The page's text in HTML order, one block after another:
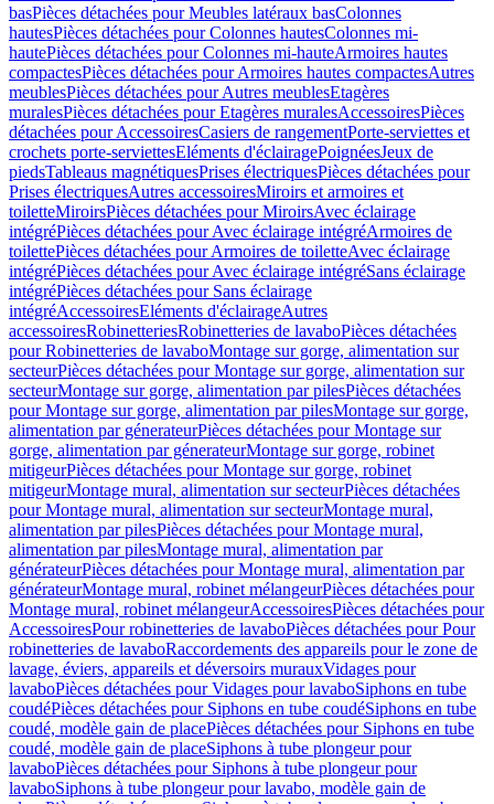
basPièces détachées pour Meubles latéraux basColonnes
hautesPièces détachées pour Colonnes hautesColonnes mi-
hautePièces détachées pour Colonnes mi-hauteArmoires hautes
compactesPièces détachées pour Armoires hautes compactesAutres
meublesPièces détachées pour Autres meublesEtagères
muralesPièces détachées pour Etagères muralesAccessoiresPièces
détachées pour AccessoiresCasiers de rangementPorte-serviettes et
crochets porte-serviettesEléments d'éclairagePoignéesJeux de
piedsTableaus magnétiquesPrises électriquesPièces détachées pour
Prises électriquesAutres accessoiresMiroirs et armoires et
toiletteMiroirsPièces détachées pour MiroirsAvec éclairage
intégréPièces détachées pour Avec éclairage intégréArmoires de
toilettePièces détachées pour Armoires de toiletteAvec éclairage
intégréPièces détachées pour Avec éclairage intégréSans éclairage
intégréPièces détachées pour Sans éclairage
intégréAccessoiresEléments d'éclairageAutres
accessoiresRobinetteriesRobinetteries de lavaboPièces détachées
pour Robinetteries de lavaboMontage sur gorge, alimentation sur
secteurPièces détachées pour Montage sur gorge, alimentation sur
secteurMontage sur gorge, alimentation par pilesPièces détachées
pour Montage sur gorge, alimentation par pilesMontage sur gorge,
alimentation par génerateurPièces détachées pour Montage sur
gorge, alimentation par génerateurMontage sur gorge, robinet
mitigeurPièces détachées pour Montage sur gorge, robinet
mitigeurMontage mural, alimentation sur secteurPièces détachées
pour Montage mural, alimentation sur secteurMontage mural,
alimentation par pilesPièces détachées pour Montage mural,
alimentation par pilesMontage mural, alimentation par
générateurPièces détachées pour Montage mural, alimentation par
générateurMontage mural, robinet mélangeurPièces détachées pour
Montage mural, robinet mélangeurAccessoiresPièces détachées pour
AccessoiresPour robinetteries de lavaboPièces détachées pour Pour
robinetteries de lavaboRaccordements des appareils pour le zone de
lavage, éviers, appareils et déversoirs murauxVidages pour
lavaboPièces détachées pour Vidages pour lavaboSiphons en tube
coudéPièces détachées pour Siphons en tube coudéSiphons en tube
coudé, modèle gain de placePièces détachées pour Siphons en tube
coudé, modèle gain de placeSiphons à tube plongeur pour
lavaboPièces détachées pour Siphons à tube plongeur pour
lavaboSiphons à tube plongeur pour lavabo, modèle gain de